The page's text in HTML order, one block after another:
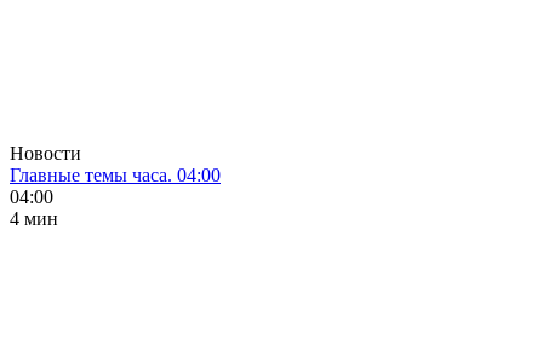
Новости
Главные темы часа. 04:00
04:00
4 мин